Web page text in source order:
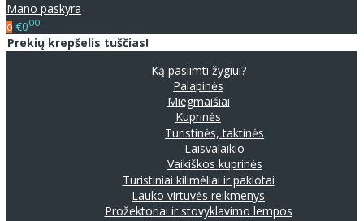
Mano paskyra
0 €000
Prekių krepšelis tuščias!
Ką pasiimti žygiui?
Palapinės
Miegmaišiai
Kuprinės
Turistinės, taktinės
Laisvalaikio
Vaikiškos kuprinės
Turistiniai kilimėliai ir paklotai
Lauko virtuvės reikmenys
Prožektoriai ir stovyklavimo lempos